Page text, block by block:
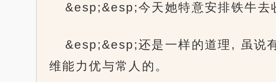
&esp;&esp;今天她特意安排铁牛去
&esp;&esp;还是一样的道理, 虽说
维能力优与常人的。